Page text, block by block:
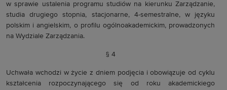
w sprawie ustalenia programu studiów na kierunku Zarządzanie,
studia drugiego stopnia, stacjonarne, 4-semestralne, w języku
polskim i angielskim, o profilu ogólnoakademickim, prowadzonych
na Wydziale Zarządzania.
§ 4
Uchwała wchodzi w życie z dniem podjęcia i obowiązuje od cyklu
kształcenia rozpoczynającego się od roku akademickiego